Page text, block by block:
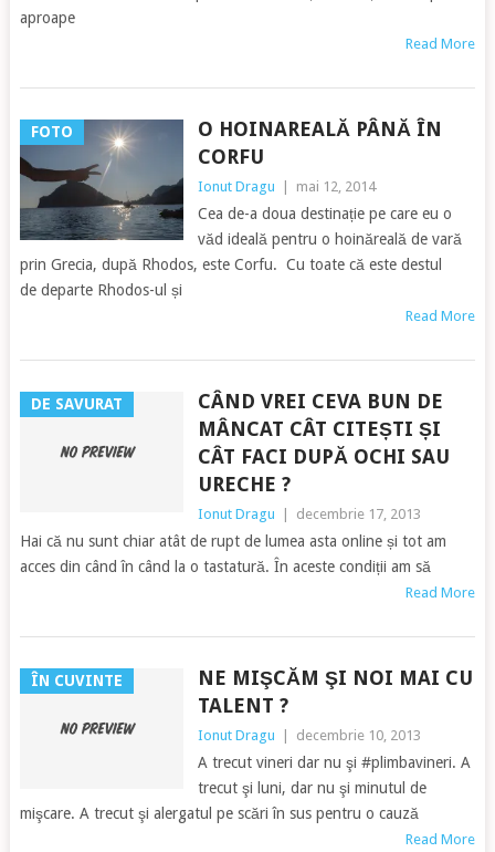
aproape
Read More
FOTO
O HOINAREALĂ PÂNĂ ÎN
CORFU
Ionut Dragu mai 12, 2014
Cea de-a doua destinație pe care eu o
văd ideală pentru o hoinăreală de vară
prin Grecia, după Rhodos, este Corfu. Cu toate că este destul
de departe Rhodos-ul și
Read More
DE SAVURAT
CÂND VREI CEVA BUN DE
MÂNCAT CÂT CITEȘTI ȘI
CÂT FACI DUPĂ OCHI SAU
URECHE ?
Ionut Dragu decembrie 17, 2013
Hai că nu sunt chiar atât de rupt de lumea asta online și tot am
acces din când în când la o tastatură. În aceste condiții am să
Read More
ÎN CUVINTE
NE MIŞCĂM ŞI NOI MAI CU
TALENT ?
Ionut Dragu decembrie 10, 2013
A trecut vineri dar nu şi #plimbavineri. A
trecut şi luni, dar nu şi minutul de
mişcare. A trecut şi alergatul pe scări în sus pentru o cauză
Read More